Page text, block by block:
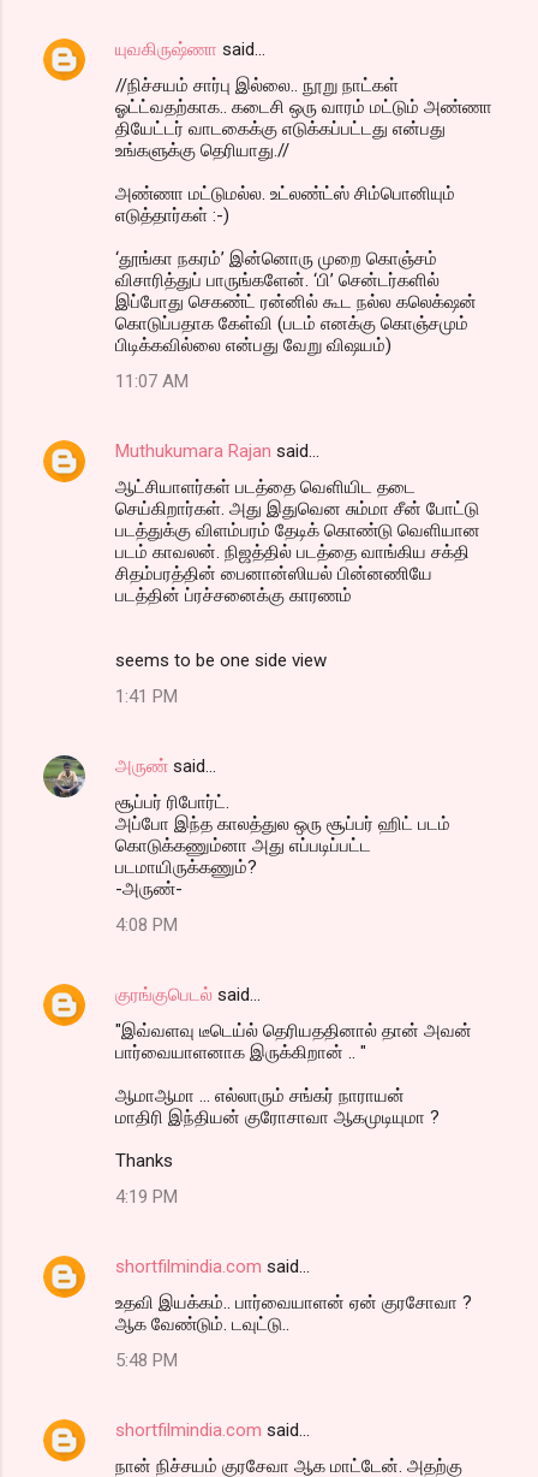
யுவகிருஷ்ணா said…
//நிச்சயம் சார்பு இல்லை.. நூறு நாட்கள்
ஓட்ட்வதற்காக.. கடைசி ஒரு வாரம் மட்டும் அண்ணா
தியேட்டர் வாடகைக்கு எடுக்கப்பட்டது என்பது
உங்களுக்கு தெரியாது.//
அண்ணா மட்டுமல்ல. உட்லண்ட்ஸ் சிம்பொனியும்
எடுத்தார்கள் :-)
‘தூங்கா நகரம்’ இன்னொரு முறை கொஞ்சம்
விசாரித்துப் பாருங்களேன். ‘பி’ சென்டர்களில்
இப்போது செகண்ட் ரன்னில் கூட நல்ல கலெக்‌ஷன்
கொடுப்பதாக கேள்வி (படம் எனக்கு கொஞ்சமும்
பிடிக்கவில்லை என்பது வேறு விஷயம்)
11:07 AM
Muthukumara Rajan said…
ஆட்சியாளர்கள் படத்தை வெளியிட தடை
செய்கிறார்கள். அது இதுவென சும்மா சீன் போட்டு
படத்துக்கு விளம்பரம் தேடிக் கொண்டு வெளியான
படம் காவலன். நிஜத்தில் படத்தை வாங்கிய சக்தி
சிதம்பரத்தின் பைனான்ஸியல் பின்னணியே
படத்தின் ப்ரச்சனைக்கு காரணம்
seems to be one side view
1:41 PM
அருண் said…
சூப்பர் ரிபோர்ட்.
அப்போ இந்த காலத்துல ஒரு சூப்பர் ஹிட் படம்
கொடுக்கணும்னா அது எப்படிப்பட்ட
படமாயிருக்கணும்?
-அருண்-
4:08 PM
குரங்குபெடல் said…
"இவ்வளவு டீடெய்ல் தெரியததினால் தான் அவன்
பார்வையாளனாக இருக்கிறான் .. "
ஆமாஆமா ... எல்லாரும் சங்கர் நாராயன்
மாதிரி இந்தியன் குரோசாவா ஆகமுடியுமா ?
Thanks
4:19 PM
shortfilmindia.com said…
உதவி இயக்கம்.. பார்வையாளன் ஏன் குரசோவா ?
ஆக வேண்டும். டவுட்டு..
5:48 PM
shortfilmindia.com said…
நான் நிச்சயம் குரசேவா ஆக மாட்டேன். அதற்கு